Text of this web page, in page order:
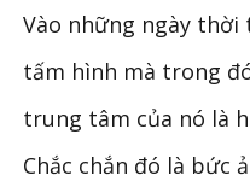
Vào những ngày
tấm hình mà trong
trung tâm của nó là
Chắc chắn đó là bức